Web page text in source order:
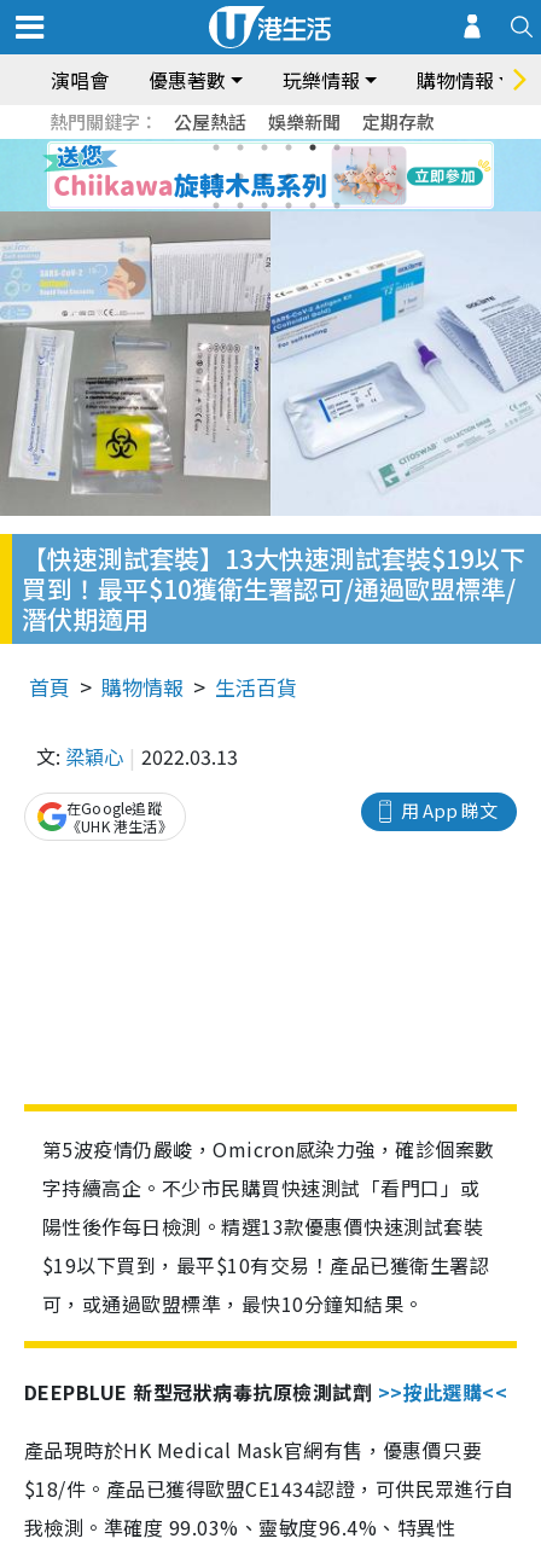
演唱會 優惠著數 玩樂情報 購物情報
熱門關鍵字： 公屋熱話 娛樂新聞 定期存款
【快速測試套裝】13大快速測試套裝$19以下
買到！最平$10獲衛生署認可/通過歐盟標準/
潛伏期適用
首頁 購物情報 生活百貨
文: 梁穎心 2022.03.13
用 App 睇文
在Google追蹤
《UHK 港生活》
第5波疫情仍嚴峻，Omicron感染力強，確診個案數
字持續高企。不少市民購買快速測試「看門口」或
陽性後作每日檢測。精選13款優惠價快速測試套裝
$19以下買到，最平$10有交易！產品已獲衛生署認
可，或通過歐盟標準，最快10分鐘知結果。
DEEPBLUE 新型冠狀病毒抗原檢測試劑 >>按此選購<<
產品現時於HK Medical Mask官網有售，優惠價只要
$18/件。產品已獲得歐盟CE1434認證，可供民眾進行自
我檢測。準確度 99.03%、靈敏度96.4%、特異性